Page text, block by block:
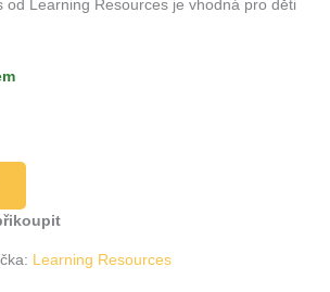
od Learning Resources je vhodná pro děti
Learning Resources